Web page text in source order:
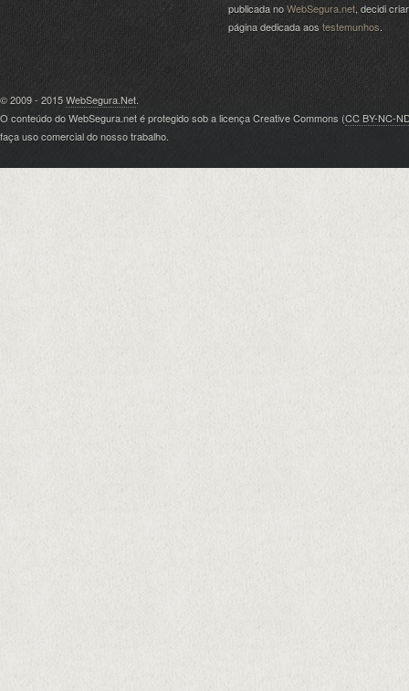
publicada noWebSegura.net , decidi
página dedicada aos testemunhos
© 2009 - 2015WebSegura.Net.
O conteúdo do WebSegura.net é protegido sob a licença Creative Commons (CC BY-NC-
faça uso comercial do nosso trabalho.